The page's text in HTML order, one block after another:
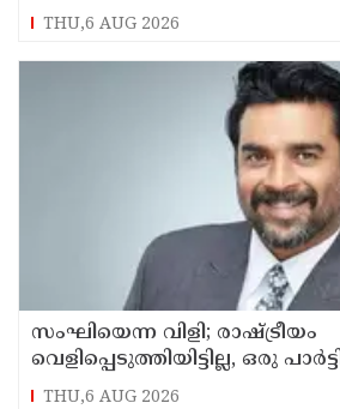
THU,6 AUG 2026
സംഘിയെന്ന വിളി; രാഷ്ട്രീയം
വെളിപ്പെടുത്തിയിട്ടില്ല, ഒരു
അംഗത്വത്തിന്
THU,6 AUG 2026